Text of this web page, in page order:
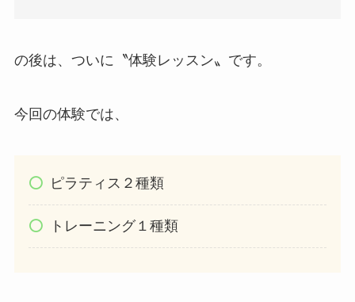
の後は、ついに〝体験レッスン〟です。
今回の体験では、
ピラティス２種類
トレーニング１種類